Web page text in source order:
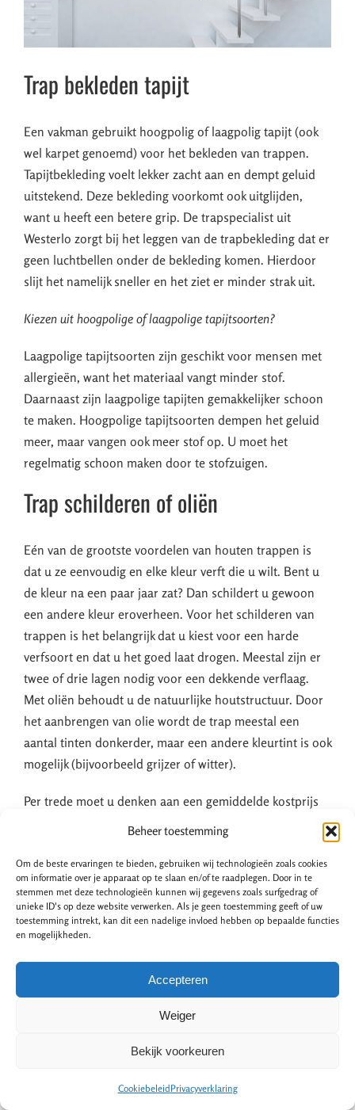
Beheer toestemming
Om de beste ervaringen te bieden, gebruiken wij technologieën zoals cookies
om informatie over je apparaat op te slaan en/of te raadplegen. Door in te
stemmen met deze technologieën kunnen wij gegevens zoals surfgedrag of
unieke ID's op deze website verwerken. Als je geen toestemming geeft of uw
toestemming intrekt, kan dit een nadelige invloed hebben op bepaalde functies
en mogelijkheden.
Accepteren
Weiger
Bekijk voorkeuren
CookiebeleidPrivacyverklaring
Trap bekleden tapijt
Een vakman gebruikt hoogpolig of laagpolig tapijt (ook
wel karpet genoemd) voor het bekleden van trappen.
Tapijtbekleding voelt lekker zacht aan en dempt geluid
uitstekend. Deze bekleding voorkomt ook uitglijden,
want u heeft een betere grip. De trapspecialist uit
Westerlo zorgt bij het leggen van de trapbekleding dat er
geen luchtbellen onder de bekleding komen. Hierdoor
slijt het namelijk sneller en het ziet er minder strak uit.
Kiezen uit hoogpolige of laagpolige tapijtsoorten?
Laagpolige tapijtsoorten zijn geschikt voor mensen met
allergieën, want het materiaal vangt minder stof.
Daarnaast zijn laagpolige tapijten gemakkelijker schoon
te maken. Hoogpolige tapijtsoorten dempen het geluid
meer, maar vangen ook meer stof op. U moet het
regelmatig schoon maken door te stofzuigen.
Trap schilderen of oliën
Eén van de grootste voordelen van houten trappen is
dat u ze eenvoudig en elke kleur verft die u wilt. Bent u
de kleur na een paar jaar zat? Dan schildert u gewoon
een andere kleur eroverheen. Voor het schilderen van
trappen is het belangrijk dat u kiest voor een harde
verfsoort en dat u het goed laat drogen. Meestal zijn er
twee of drie lagen nodig voor een dekkende verflaag.
Met oliën behoudt u de natuurlijke houtstructuur. Door
het aanbrengen van olie wordt de trap meestal een
aantal tinten donkerder, maar een andere kleurtint is ook
mogelijk (bijvoorbeeld grijzer of witter).
Per trede moet u denken aan een gemiddelde kostprijs
€15,- tot €20,-
Zandstralen trap
Met deze renovatiemethode wordt er een speciaal
straalmiddel op hoge druk op het trapoppervlak
water met zand of zeer kleine keramische parels. Deze
methode is ook geschikt voor het verwijderen van lagen
Zandstralen
materiaalsoorten. Zachthouten trappen of trappen met